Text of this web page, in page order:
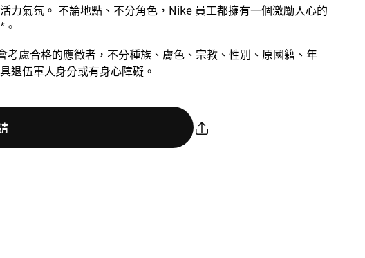
力氣氛。 不論地點、不分角色，Nike 員工都擁有一個激勵人心的
考慮合格的應徵者，不分種族、膚色、宗教、性別、原國籍、年
退伍軍人身分或有身心障礙。